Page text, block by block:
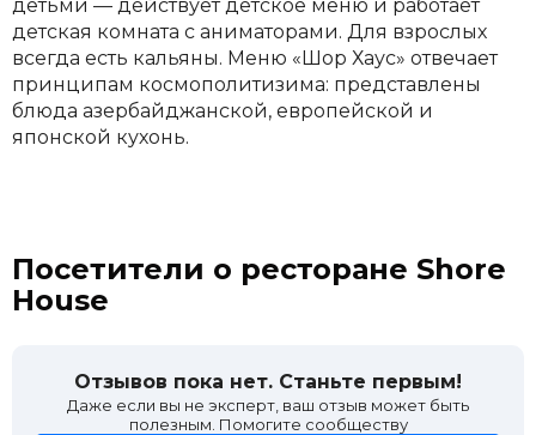
детьми — действует детское меню и работает
детская комната с аниматорами. Для взрослых
всегда есть кальяны. Меню «Шор Хаус» отвечает
принципам космополитизима: представлены
блюда азербайджанской, европейской и
японской кухонь.
Посетители о ресторане Shore
House
Отзывов пока нет. Станьте первым!
Даже если вы не эксперт, ваш отзыв может быть
полезным. Помогите сообществу